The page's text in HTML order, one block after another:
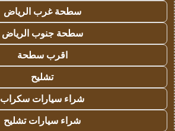
سطحة غرب الرياض
سطحة جنوب الرياض
اقرب سطحة
تشليح
شراء سيارات سكراب
شراء سيارات تشليح